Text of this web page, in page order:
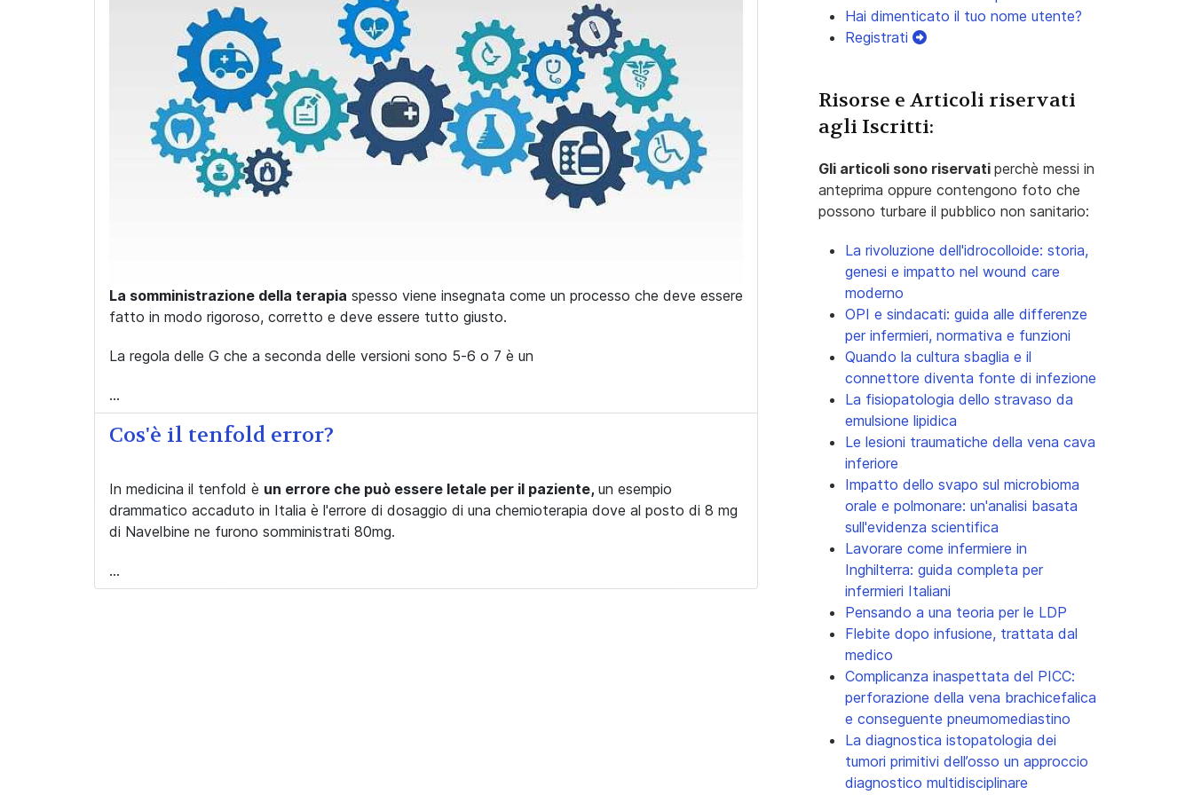
La somministrazione della terapia spesso viene insegnata come un processo che deve essere
fatto in modo rigoroso, corretto e deve essere tutto giusto.
La regola delle G che a seconda delle versioni sono 5-6 o 7 è un
...
Cos'è il tenfold error?
In medicina il tenfold è un errore che può essere letale per il paziente, un esempio
drammatico accaduto in Italia è l'errore di dosaggio di una chemioterapia dove al posto di 8 mg
di Navelbine ne furono somministrati 80mg.
...
Hai dimenticato il tuo nome utente?
Registrati
Risorse e Articoli riservati
agli Iscritti:
Gli articoli sono riservati perchè messi in
anteprima oppure contengono foto che
possono turbare il pubblico non sanitario:
La rivoluzione dell'idrocolloide: storia,
genesi e impatto nel wound care
moderno
OPI e sindacati: guida alle differenze
per infermieri, normativa e funzioni
Quando la cultura sbaglia e il
connettore diventa fonte di infezione
La fisiopatologia dello stravaso da
emulsione lipidica
Le lesioni traumatiche della vena cava
inferiore
Impatto dello svapo sul microbioma
orale e polmonare: un'analisi basata
sull'evidenza scientifica
Lavorare come infermiere in
Inghilterra: guida completa per
infermieri Italiani
Pensando a una teoria per le LDP
Flebite dopo infusione, trattata dal
medico
Complicanza inaspettata del PICC:
perforazione della vena brachicefalica
e conseguente pneumomediastino
La diagnostica istopatologia dei
tumori primitivi dell’osso un approccio
diagnostico multidisciplinare